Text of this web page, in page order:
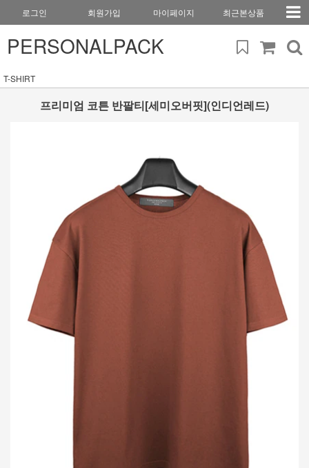
로그인 회원가입 마이페이지 최근본상품
PERSONALPACK
T-SHIRT
프리미엄 코튼 반팔티[세미오버핏](인디언레드)